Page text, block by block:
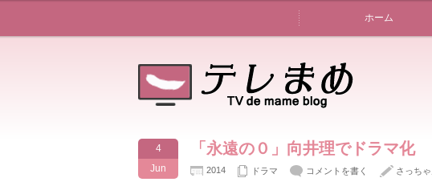
ホーム
4
Jun
「永遠の０」向井理でドラマ化
2014 ドラマ コメントを書く さっち